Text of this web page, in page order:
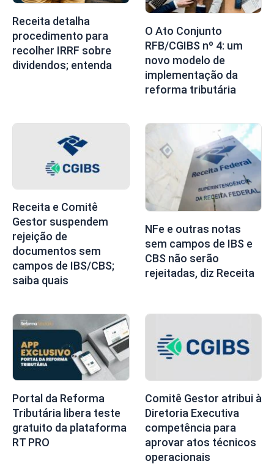
Receita detalha
procedimento para
recolher IRRF sobre
dividendos; entenda
O Ato Conjunto
RFB/CGIBS nº 4: um
novo modelo de
implementação da
reforma tributária
Receita e Comitê
Gestor suspendem
rejeição de
documentos sem
campos de IBS/CBS;
saiba quais
NFe e outras notas
sem campos de IBS e
CBS não serão
rejeitadas, diz Receita
Portal da Reforma
Tributária libera teste
gratuito da plataforma
RT PRO
Comitê Gestor atribui à
Diretoria Executiva
competência para
aprovar atos técnicos
operacionais